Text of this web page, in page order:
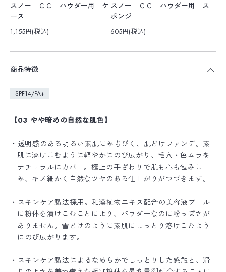
スノー ＣＣ パウダー用 ケ
ース
1,155円(税込)
スノー ＣＣ パウダー用 ス
ポンジ
605円(税込)
商品特徴
SPF14/PA+
【03 やや暗めの自然な肌色】
・透明感のある明るい素肌にみちびく、肌どけファンデ。素
肌に溶けこむように軽やかにのび広がり、毛穴・色ムラを
ナチュラルにカバー。極上の手ざわりで肌も心も包みこ
み、キメ細かく自然なツヤのある仕上がりがつづきます。
・スキンケア製法採用。和漢植物エキス配合の美容液プール
に粉体を漬けこむことにより、パウダーなのに粉っぽさが
ありません。雪どけのように素肌にしっとり溶けこむよう
にのび広がります。
・スキンケア製法によるなめらかでしっとりした感触と、滑
※1